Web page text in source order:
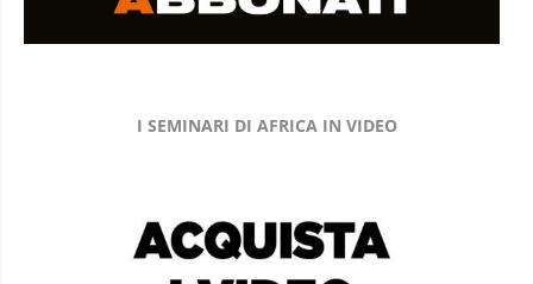
I SEMINARI DI AFRICA IN VIDEO